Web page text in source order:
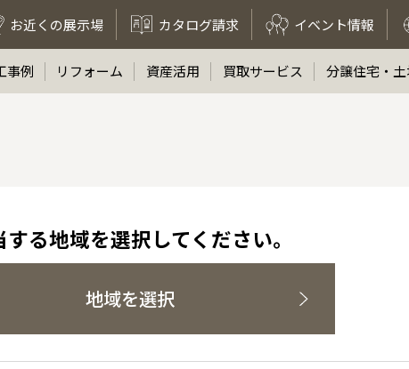
お近くの展示場 カタログ請求 イベント情報
事例 リフォーム 資産活用 買取サービス 分譲住宅・
する地域を選択してください。
地域を選択